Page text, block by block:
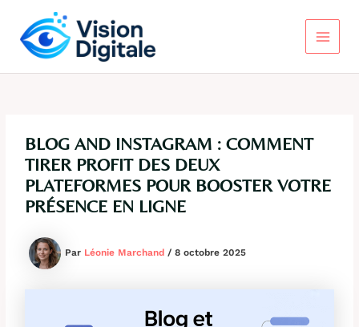
contenu
Main
BLOG AND INSTAGRAM : COMMENT
TIRER PROFIT DES DEUX
PLATEFORMES POUR BOOSTER VOTRE
PRÉSENCE EN LIGNE
Par Léonie Marchand/8 octobre 2025